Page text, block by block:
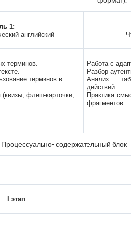
1:
английский
терминов.
терминов в
(квизы, флеш-карточки,
Работа с
Разбор
Анализ
действий.
Практика
фрагментов.
Процессуально- содержательный блок
I этап